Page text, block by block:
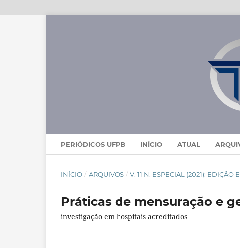
PERIÓDICOS UFPB INÍCIO ATUAL
INÍCIO / ARQUIVOS / V. 11 N. ESPECIAL (2021): EDIÇÃO
Práticas de mensuração e
investigação em hospitais acreditados